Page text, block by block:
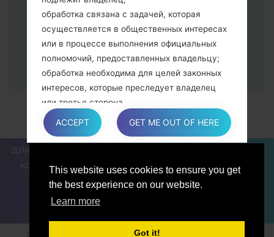
This website uses cookies to ensure you get
the best experience on our website.
Learn more
Got it!
Укажите только "F.Reset" время и "Auto-
Reboot".
В конце нажмите кнопку "Start". Ваше
устройство перезагрузится и
отсоединится от ПК.
ДЛЯ БЛОГЕРОВ И ПИСАТЕЛЕЙ
КОНТАКТЫ
ПОЛИТИКА КОНФИДЕНЦИАЛЬНОСТИ
УСЛОВИЯ ОБСЛУЖИВАНИЯ
обработка связана с задачей, которая
осуществляется в общественных интересах
или в процессе выполнения официальных
полномочий, предоставленных владельцу;
обработка необходима для целей законных
интересов, которые преследует владелец
или третья сторона.
В любом случае владелец охотно поможет
объяснить конкретную правовую основу,
которая применяется к обработке, и в
персональных данных обязательным или
договорным условием, или же условием,
необходимым для заключения договора.
ACCEPT GET ME OUT OF HERE